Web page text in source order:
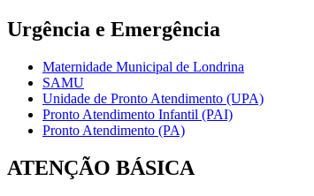
Urgência e Emergência
Maternidade Municipal de Londrina
SAMU
Unidade de Pronto Atendimento (UPA)
Pronto Atendimento Infantil (PAI)
Pronto Atendimento (PA)
ATENÇÃO BÁSICA